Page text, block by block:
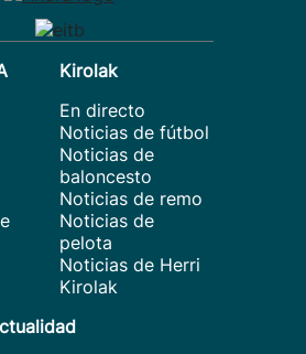
Kirolak
En directo
Noticias de fútbol
Noticias de
baloncesto
Noticias de remo
Noticias de
pelota
Noticias de Herri
Kirolak